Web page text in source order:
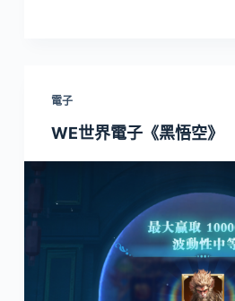
電子
WE世界電子《黑悟空》